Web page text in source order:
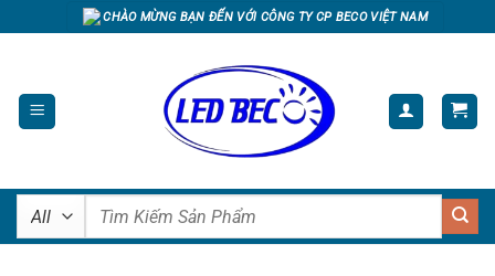
to
CHÀO MỪNG BẠN ĐẾN VỚI CÔNG TY CP BECO VIỆT NAM
kiếm: